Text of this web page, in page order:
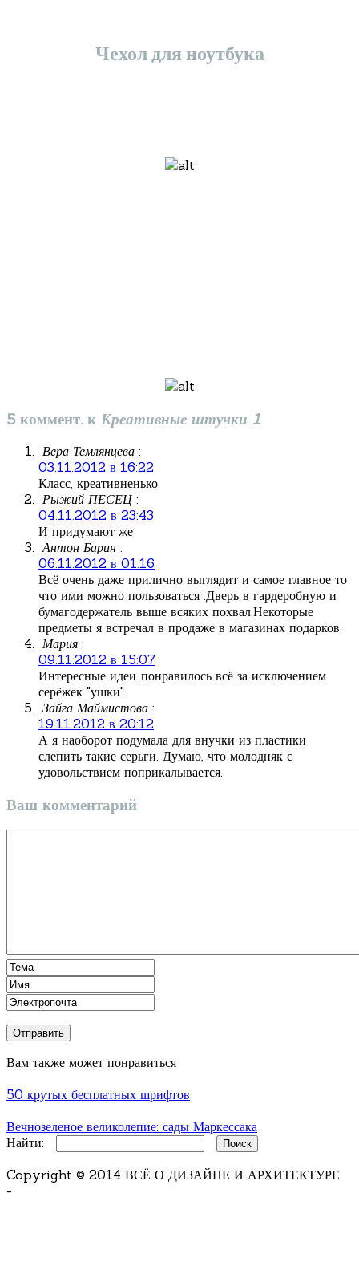
Чехол для ноутбука
5 коммент. к Креативные штучки 1
Вера Темлянцева :
03.11.2012 в 16:22
Класс, креативненько.
Рыжий ПЕСЕЦ :
04.11.2012 в 23:43
И придумают же
Антон Барин :
06.11.2012 в 01:16
Всё очень даже прилично выглядит и самое главное то
что ими можно пользоваться .Дверь в гардеробную и
бумагодержатель выше всяких похвал.Некоторые
предметы я встречал в продаже в магазинах подарков.
Мария :
09.11.2012 в 15:07
Интересные идеи..понравилось всё за исключением
серёжек "ушки"..
Зайга Маймистова :
19.11.2012 в 20:12
А я наоборот подумала для внучки из пластики
слепить такие серьги. Думаю, что молодняк с
удовольствием поприкалывается.
Ваш комментарий
Вам также может понравиться
50 крутых бесплатных шрифтов
Вечнозеленое великолепие: сады Маркессака
Найти:
Copyright © 2014 ВСЁ О ДИЗАЙНЕ И АРХИТЕКТУРЕ
-